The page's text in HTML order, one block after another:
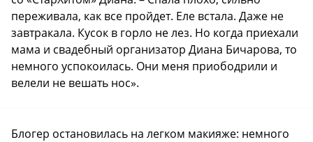
переживала, как все пройдет. Еле встала. Даже не
завтракала. Кусок в горло не лез. Но когда приехали
мама и свадебный организатор Диана Бичарова, то
немного успокоилась. Они меня приободрили и
велели не вешать нос».
Блогер остановилась на легком макияже: немного